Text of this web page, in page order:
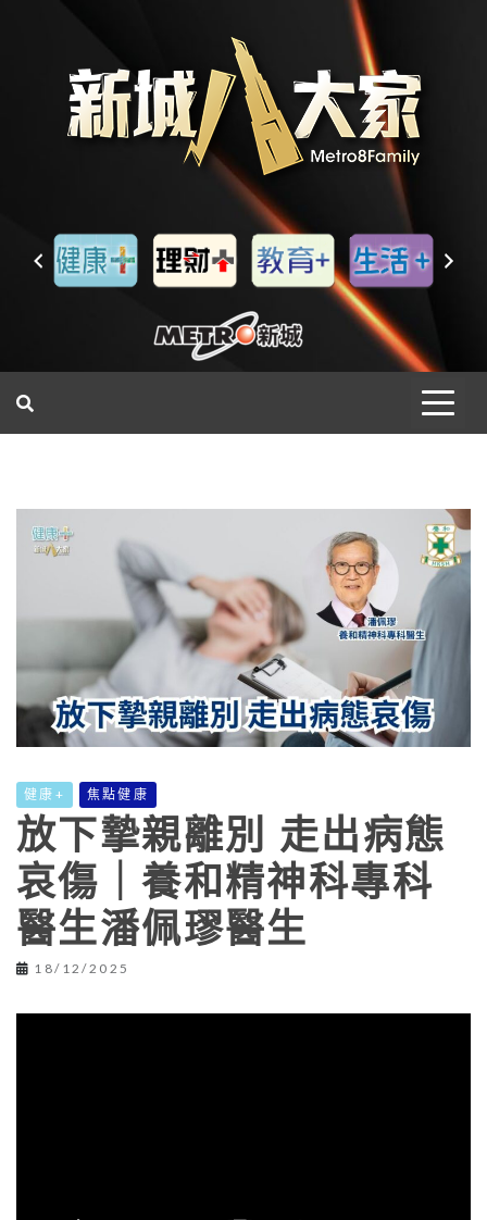
健康+ 焦點健康
放下摯親離別 走出病態
哀傷｜養和精神科專科
醫生潘佩璆醫生
18/12/2025